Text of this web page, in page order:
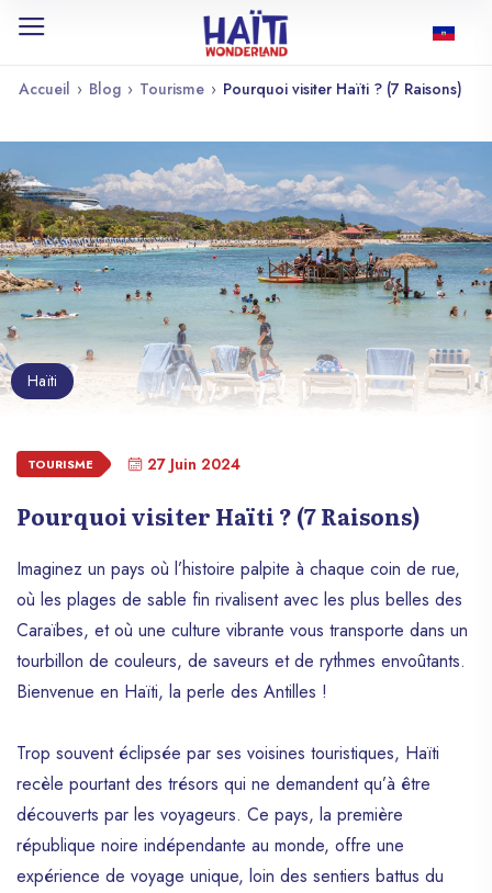
Accueil › Blog › Tourisme › Pourquoi visiter Haïti ? (7 Raisons)
Haïti
TOURISME 27 Juin 2024
Pourquoi visiter Haïti ? (7 Raisons)
Imaginez un pays où l’histoire palpite à chaque coin de rue,
où les plages de sable fin rivalisent avec les plus belles des
Caraïbes, et où une culture vibrante vous transporte dans un
tourbillon de couleurs, de saveurs et de rythmes envoûtants.
Bienvenue en Haïti, la perle des Antilles !
Trop souvent éclipsée par ses voisines touristiques, Haïti
recèle pourtant des trésors qui ne demandent qu’à être
découverts par les voyageurs. Ce pays, la première
république noire indépendante au monde, offre une
expérience de voyage unique, loin des sentiers battus du